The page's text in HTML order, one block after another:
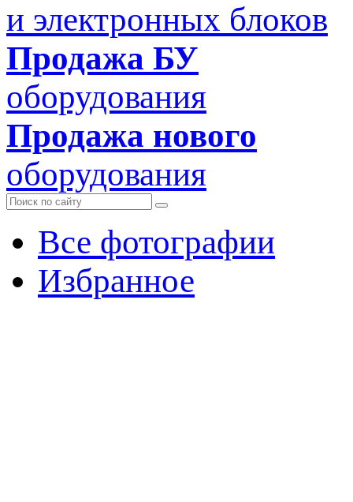
и электронных блоков
Продажа БУ
оборудования
Продажа нового
оборудования
Все фотографии
Избранное